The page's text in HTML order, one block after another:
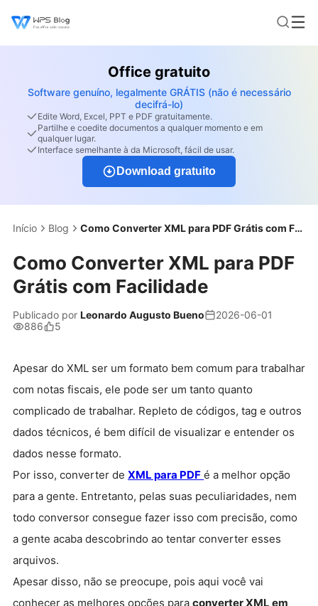
Office gratuito
Software genuíno, legalmente GRÁTIS (não é necessário
decifrá-lo)
Edite Word, Excel, PPT e PDF gratuitamente.
Partilhe e coedite documentos a qualquer momento e em
qualquer lugar.
Interface semelhante à da Microsoft, fácil de usar.
Download gratuito
Início Blog Como Converter XML para PDF Grátis com Facilidade
Como Converter XML para PDF
Grátis com Facilidade
Publicado por Leonardo Augusto Bueno
2026-06-01
886
5
Apesar do XML ser um formato bem comum para trabalhar
com notas fiscais, ele pode ser um tanto quanto
complicado de trabalhar. Repleto de códigos, tag e outros
dados técnicos, é bem difícil de visualizar e entender os
dados nesse formato.
Por isso, converter de XML para PDF é a melhor opção
para a gente. Entretanto, pelas suas peculiaridades, nem
todo conversor consegue fazer isso com precisão, como
a gente acaba descobrindo ao tentar converter esses
arquivos.
Apesar disso, não se preocupe, pois aqui você vai
conhecer as melhores opções para converter XML em